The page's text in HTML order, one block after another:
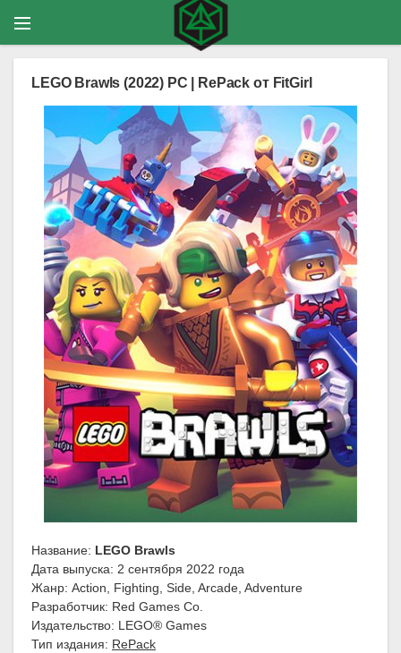
LEGO Brawls (2022) PC | RePack от FitGirl
Название: LEGO Brawls
Дата выпуска: 2 сентября 2022 года
Жанр: Action, Fighting, Side, Arcade, Adventure
Разработчик: Red Games Co.
Издательство: LEGO® Games
Тип издания: RePack